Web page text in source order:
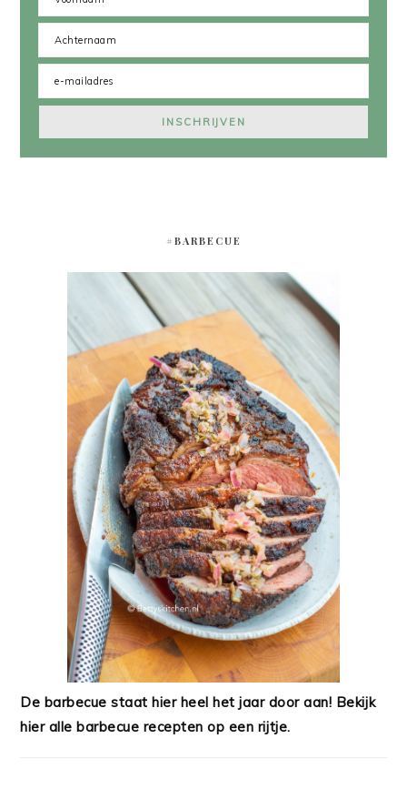
#BARBECUE
De barbecue staat hier heel het jaar door aan! Bekijk
hier alle barbecue recepten op een rijtje.